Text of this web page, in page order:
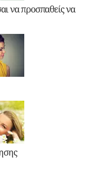
να προσπαθείς να